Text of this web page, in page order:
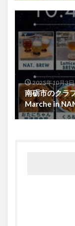
2025年10月3日
南砺市のクラ
Marche in